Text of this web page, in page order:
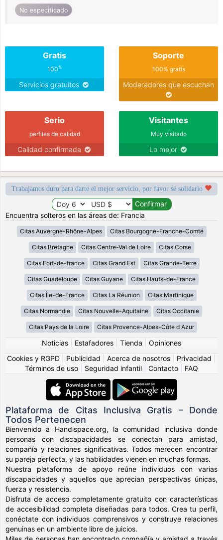
No especificado
Gratis
100%
Servicios gratuitos
Soporte
100% gratis
Moderadores que escuchan
Serio
perfiles de calidad
Calidad confirmada
Visitantes
Muy visitado
Lo mejor
Trabajamos duro para darte el mejor servicio, por favor sé solidario
Encuentra solteros en las áreas de: Francia
Citas Auvergne-Rhône-Alpes Citas Bourgogne-Franche-Comté
Citas Bretagne Citas Centre-Val de Loire Citas Corse
Citas Fort-de-france Citas Grand Est Citas Grande-Terre
Citas Guadeloupe Citas Guyane Citas Hauts-de-France
Citas Île-de-France Citas La Réunion Citas Martinique
Citas Normandie Citas Nouvelle-Aquitaine Citas Occitanie
Citas Pays de la Loire Citas Provence-Alpes-Côte d Azur
Noticias Estafadores Tienda
Opiniones
Cookies y RGPD
Publicidad Acerca de nosotros Privacidad
Términos de uso
Seguridad infantil Contacto FAQ
Plataforma de Citas Inclusiva Gratis – Donde
Todos Pertenecen
Bienvenido a Handispace.org, la comunidad inclusiva donde
personas con discapacidades se conectan para amistad,
compañía y relaciones significativas. Todos merecen encontrar
su pareja perfecta, y las habilidades vienen en muchas formas.
Nuestra plataforma de apoyo reúne individuos con varias
discapacidades y aquellos que aprecian perspectivas únicas,
fuerza y resistencia.
Disfruta de acceso completamente gratuito con características
de accesibilidad completa diseñadas para todos. Crea tu perfil,
conéctate con individuos comprensivos y construye relaciones
genuinas en un ambiente libre de juicios.